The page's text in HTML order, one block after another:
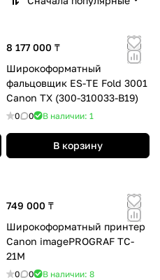
8 177 000 ₸
Широкоформатный
фальцовщик ES-TE Fold 3001
Canon TX (300-310033-B19)
0 0 В наличии: 1
В корзину
749 000 ₸
Широкоформатный принтер
Canon imagePROGRAF TC-
21M
0 0 В наличии: 8